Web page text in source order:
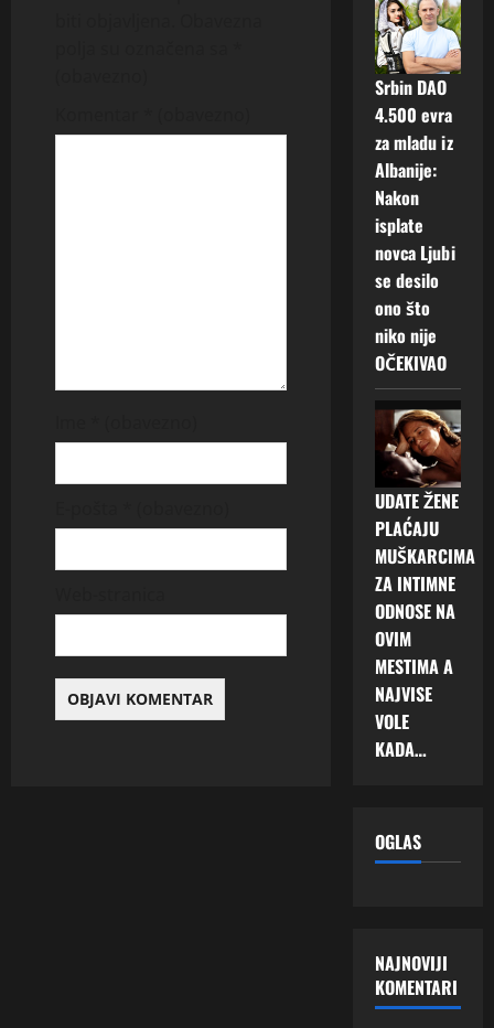
Srbin DAO
4.500 evra
za mladu iz
Albanije:
Nakon
isplate
novca Ljubi
se desilo
ono što
niko nije
OČEKIVAO
UDATE ŽENE
PLAĆAJU
MUŠKARCIMA
ZA INTIMNE
ODNOSE NA
OVIM
MESTIMA A
NAJVISE
VOLE
KADA…
OGLAS
NAJNOVIJI
KOMENTARI